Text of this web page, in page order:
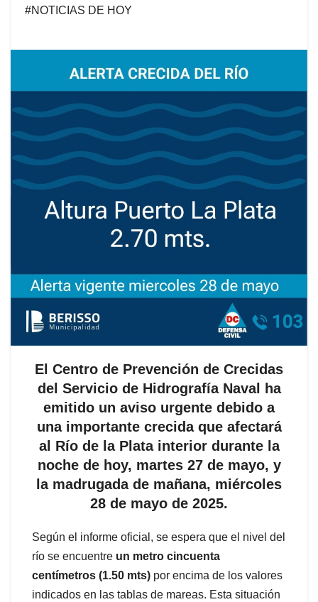
#NOTICIAS DE HOY
El Centro de Prevención de Crecidas
del Servicio de Hidrografía Naval ha
emitido un aviso urgente debido a
una importante crecida que afectará
al Río de la Plata interior durante la
noche de hoy, martes 27 de mayo, y
la madrugada de mañana, miércoles
28 de mayo de 2025.
Según el informe oficial, se espera que el nivel del
río se encuentre un metro cincuenta
centímetros (1.50 mts) por encima de los valores
indicados en las tablas de mareas. Esta situación